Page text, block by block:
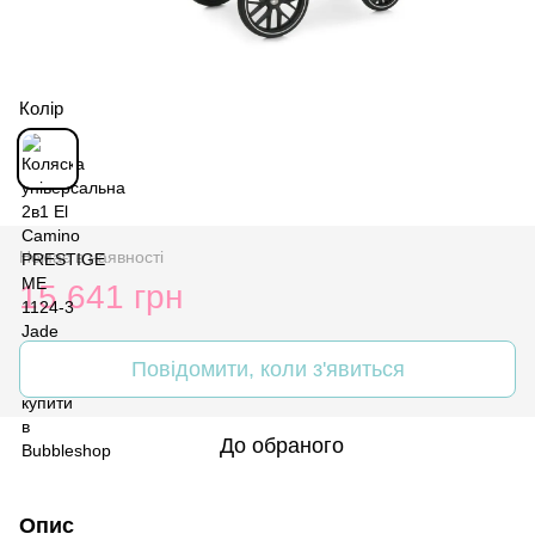
Колір
Немає в наявності
15 641 грн
Повідомити, коли з'явиться
До обраного
Опис